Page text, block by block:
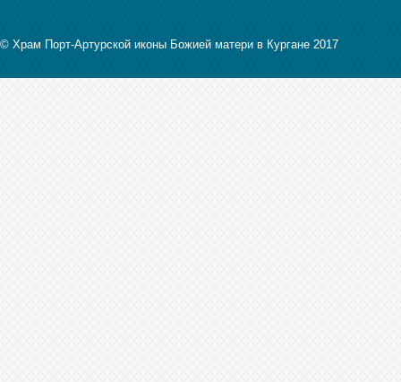
© Храм Порт-Артурской иконы Божией матери в Кургане 2017